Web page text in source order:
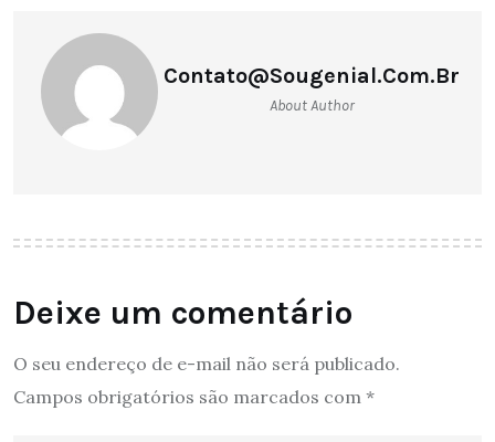
Contato@sougenial.com.br
About Author
Deixe um comentário
O seu endereço de e-mail não será publicado.
Campos obrigatórios são marcados com *